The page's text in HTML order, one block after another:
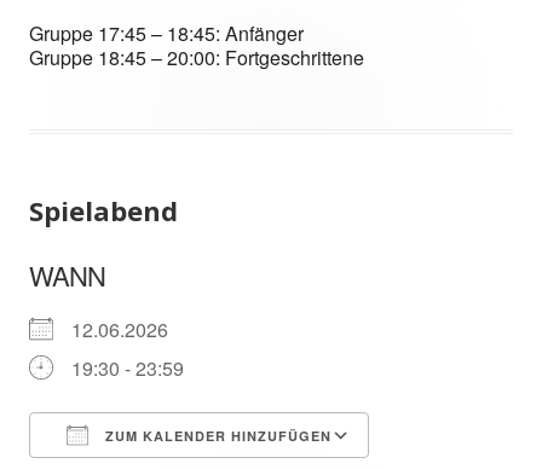
Gruppe 17:45 – 18:45: Anfänger
Gruppe 18:45 – 20:00: Fortgeschrittene
Spielabend
WANN
12.06.2026
19:30 - 23:59
ZUM KALENDER HINZUFÜGEN